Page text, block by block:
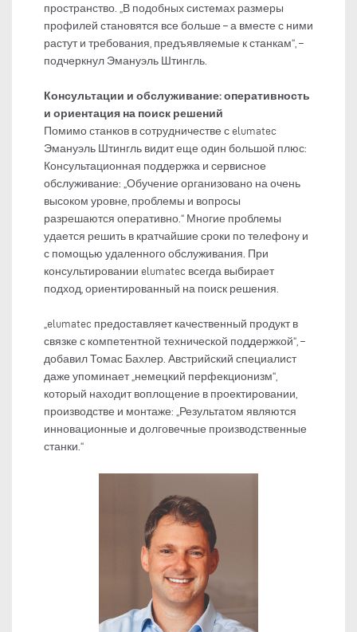
пространство. „В подобных системах размеры
профилей становятся все больше – а вместе с ними
растут и требования, предъявляемые к станкам“, –
подчеркнул Эмануэль Штингль.
Консультации и обслуживание: оперативность
и ориентация на поиск решений
Помимо станков в сотрудничестве с elumatec
Эмануэль Штингль видит еще один большой плюс:
Консультационная поддержка и сервисное
обслуживание: „Обучение организовано на очень
высоком уровне, проблемы и вопросы
разрешаются оперативно.“ Многие проблемы
удается решить в кратчайшие сроки по телефону и
с помощью удаленного обслуживания. При
консультировании elumatec всегда выбирает
подход, ориентированный на поиск решения.
„elumatec предоставляет качественный продукт в
связке с компетентной технической поддержкой“, –
добавил Томас Бахлер. Австрийский специалист
даже упоминает „немецкий перфекционизм“,
который находит воплощение в проектировании,
производстве и монтаже: „Результатом являются
инновационные и долговечные производственные
станки.“